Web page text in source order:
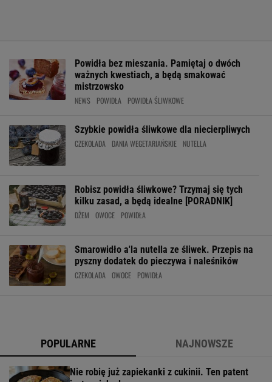
Powidła bez mieszania. Pamiętaj o dwóch
ważnych kwestiach, a będą smakować
mistrzowsko
NEWS POWIDŁA POWIDŁA ŚLIWKOWE
Szybkie powidła śliwkowe dla niecierpliwych
CZEKOLADA DANIA WEGETARIAŃSKIE NUTELLA
Robisz powidła śliwkowe? Trzymaj się tych
kilku zasad, a będą idealne [PORADNIK]
DŻEM OWOCE POWIDŁA
Smarowidło a'la nutella ze śliwek. Przepis na
pyszny dodatek do pieczywa i naleśników
CZEKOLADA OWOCE POWIDŁA
POPULARNE NAJNOWSZE
Nie robię już zapiekanki z cukinii. Ten patent